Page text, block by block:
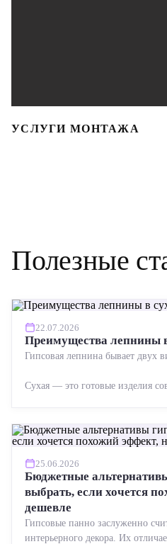
УСЛУГИ МОНТАЖА
Полезные
22.07.2026
Преимущества лепнины
Гипсовая лепнина бывает двух
Сухая — это готовые изделия
25.06.2026
Бюджетные
выбрать, если хочется
дешевле
Гипсовые панно заслуженно
интерьерного декора. Их